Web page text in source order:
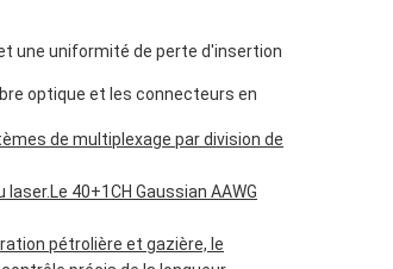
une uniformité de perte d'insertion
optique et les connecteurs en
de multiplexage par division de
40+1CH Gaussian AAWG
pétrolière et gazière, le